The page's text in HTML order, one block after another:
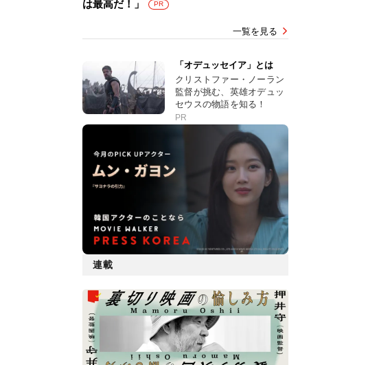
は最高だ！」
PR
一覧を見る
「オデュッセイア」とは
クリストファー・ノーラン
監督が挑む、英雄オデュッ
セウスの物語を知る！
PR
連載